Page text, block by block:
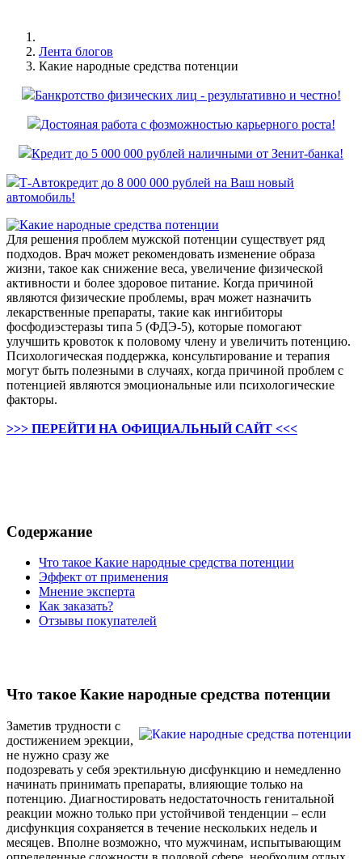
Лента блогов
Какие народные средства потенции
Банкротство физических лиц - результативно и честно!
Достояная работа с фозможностью карьерного роста!
Кредит до 5 000 000 рублей наличными от Зенит-банка!
Т-Автокредит до 8 000 000 рублей на Ваш новый
автомобиль!
Для решения проблем мужской потенции существует ряд
подходов. Врач может рекомендовать изменение образа
жизни, такое как снижение веса, увеличение физической
активности и более здоровое питание. Когда причиной
являются физические проблемы, врач может назначить
лекарственные препараты, такие как ингибиторы
фосфодиэстеразы типа 5 (ФДЭ-5), которые помогают
улучшить кровоток к половому члену и увеличить потенцию.
Психологическая поддержка, консультирование и терапия
могут быть полезными в случаях, когда причиной проблем с
потенцией являются эмоциональные или психологические
факторы.
>>> ПЕРЕЙТИ НА ОФИЦИАЛЬНЫЙ САЙТ <<<
Содержание
Что такое Какие народные средства потенции
Эффект от применения
Мнение эксперта
Как заказать?
Отзывы покупателей
Что такое Какие народные средства потенции
Заметив трудности с
достижением эрекции,
не нужно сразу же
подозревать у себя эректильную дисфункцию и немедленно
начинать принимать препараты, влияющие только на
потенцию. Диагностировать недостаточность генитальной
реакции можно только при устойчивой тенденции – если
дисфункция сохраняется в течение нескольких недель и
месяцев. Вполне возможно, что мужчинам, испытывающим